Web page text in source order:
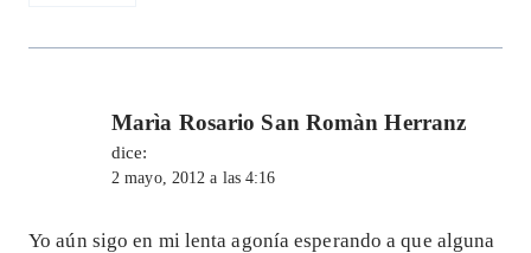
Marìa Rosario San Romàn Herranz
dice:
2 mayo, 2012 a las 4:16
Yo aún sigo en mi lenta agonía esperando a que alguna